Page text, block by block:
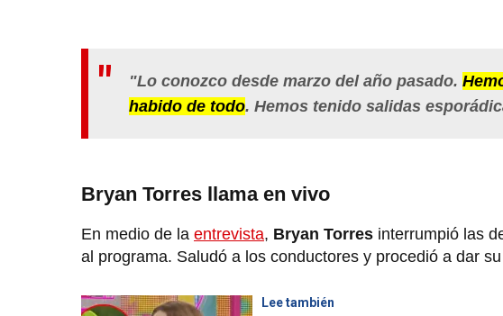
"Lo conozco desde marzo del año pasado.
habido de todo. Hemos tenido salidas
Bryan Torres llama en vivo
En medio de la entrevista, Bryan Torres interrumpió las
al programa. Saludó a los conductores y procedió a dar
Lee también